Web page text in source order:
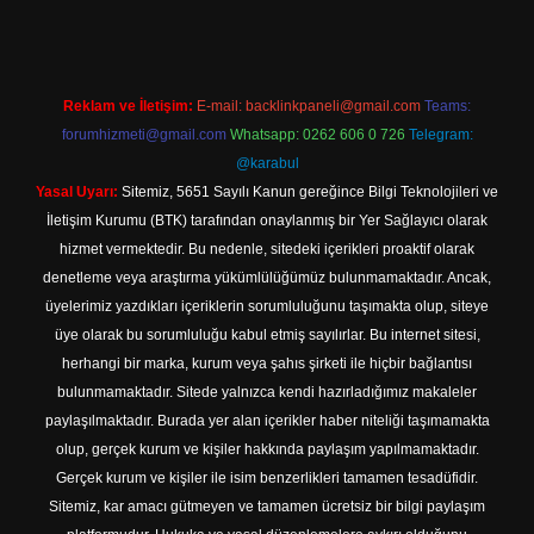
Reklam ve İletişim: E-mail: backlinkpaneli@gmail.com Teams:
forumhizmeti@gmail.com Whatsapp: 0262 606 0 726 Telegram:
@karabul
Yasal Uyarı: Sitemiz, 5651 Sayılı Kanun gereğince Bilgi Teknolojileri ve
İletişim Kurumu (BTK) tarafından onaylanmış bir Yer Sağlayıcı olarak
hizmet vermektedir. Bu nedenle, sitedeki içerikleri proaktif olarak
denetleme veya araştırma yükümlülüğümüz bulunmamaktadır. Ancak,
üyelerimiz yazdıkları içeriklerin sorumluluğunu taşımakta olup, siteye
üye olarak bu sorumluluğu kabul etmiş sayılırlar. Bu internet sitesi,
herhangi bir marka, kurum veya şahıs şirketi ile hiçbir bağlantısı
bulunmamaktadır. Sitede yalnızca kendi hazırladığımız makaleler
paylaşılmaktadır. Burada yer alan içerikler haber niteliği taşımamakta
olup, gerçek kurum ve kişiler hakkında paylaşım yapılmamaktadır.
Gerçek kurum ve kişiler ile isim benzerlikleri tamamen tesadüfidir.
Sitemiz, kar amacı gütmeyen ve tamamen ücretsiz bir bilgi paylaşım